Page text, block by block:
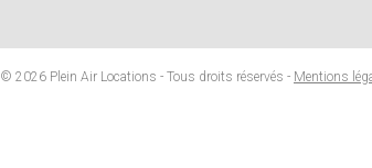
© 2026 Plein Air Locations - Tous droits réservés - Mentions